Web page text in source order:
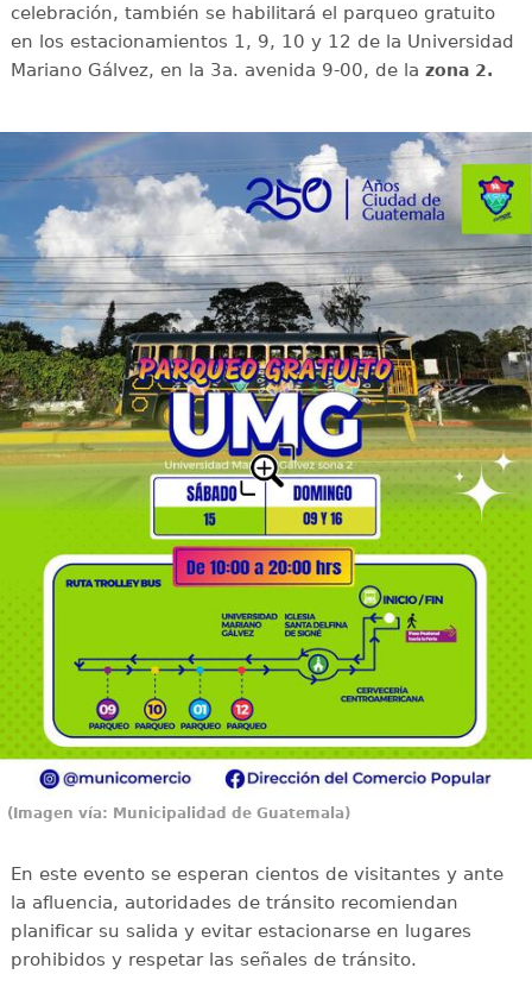
celebración, también se habilitará el parqueo gratuito
en los estacionamientos 1, 9, 10 y 12 de la Universidad
Mariano Gálvez, en la 3a. avenida 9-00, de la zona 2.
(Imagen vía: Municipalidad de Guatemala)
En este evento se esperan cientos de visitantes y ante
la afluencia, autoridades de tránsito recomiendan
planificar su salida y evitar estacionarse en lugares
prohibidos y respetar las señales de tránsito.